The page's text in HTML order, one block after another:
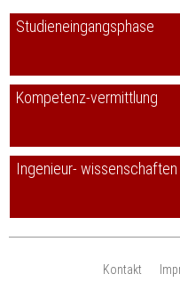
Studieneingangsphase
Kompetenz-vermittlung
Ingenieur- wissenschaften
Kontakt